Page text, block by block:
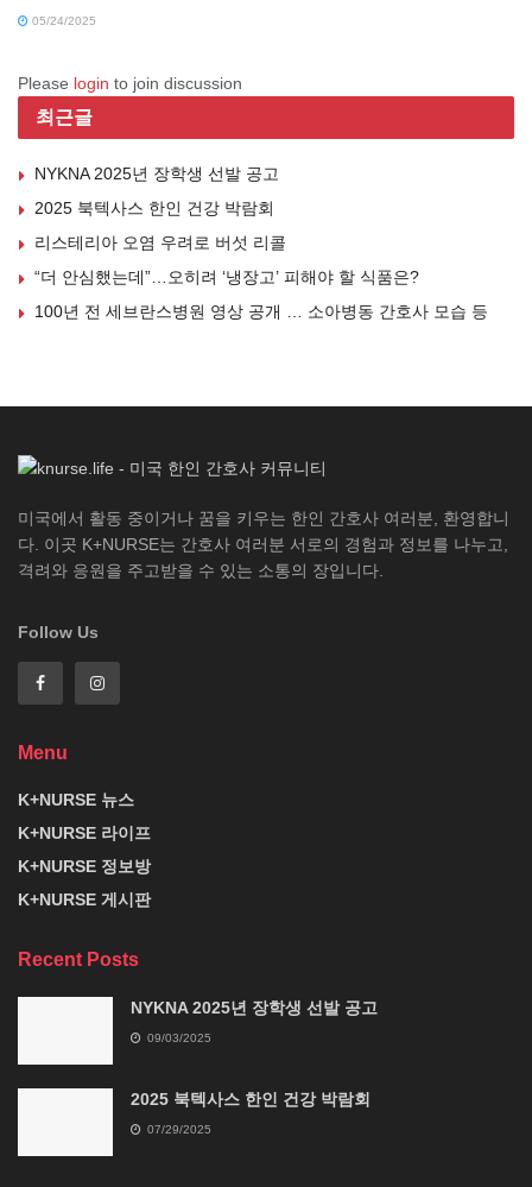
05/24/2025
Please login to join discussion
최근글
NYKNA 2025년 장학생 선발 공고
2025 북텍사스 한인 건강 박람회
리스테리아 오염 우려로 버섯 리콜
“더 안심했는데”…오히려 ‘냉장고’ 피해야 할 식품은?
100년 전 세브란스병원 영상 공개 … 소아병동 간호사 모습 등
미국에서 활동 중이거나 꿈을 키우는 한인 간호사 여러분, 환영합니
다. 이곳 K+NURSE는 간호사 여러분 서로의 경험과 정보를 나누고,
격려와 응원을 주고받을 수 있는 소통의 장입니다.
Follow Us
Menu
K+NURSE 뉴스
K+NURSE 라이프
K+NURSE 정보방
K+NURSE 게시판
Recent Posts
NYKNA 2025년 장학생 선발 공고
09/03/2025
2025 북텍사스 한인 건강 박람회
07/29/2025